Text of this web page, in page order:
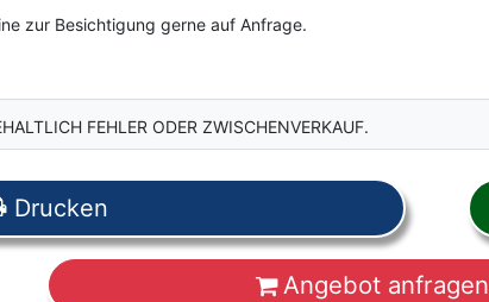
zur Besichtigung gerne auf Anfrage.
FEHLER ODER ZWISCHENVERKAUF.
Drucken
Angebot anfragen